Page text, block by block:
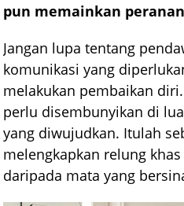
pun memainkan
Jangan lupa tentang
komunikasi yang
melakukan pembaikan
perlu disembunyikan di
yang diwujudkan. Itulah
melengkapkan relung
daripada mata yang